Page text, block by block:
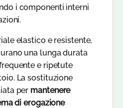
i componenti interni
elastico e resistente,
una lunga durata
e ripetute
La sostituzione
per mantenere
di erogazione